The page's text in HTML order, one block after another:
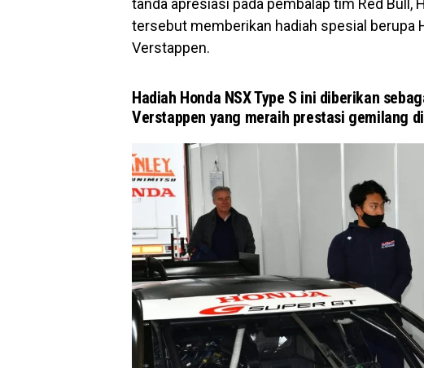
tanda apresiasi pada pembalap tim Red
tersebut memberikan hadiah spesial berupa
Verstappen.
Hadiah Honda NSX Type S ini diberikan
Verstappen yang meraih prestasi gemilang